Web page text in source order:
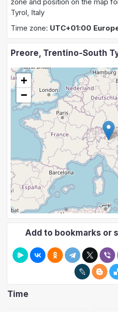
Tyrol, Italy
Time zone: UTC+01:00
Preore, Trentino-South
+
−
Add to bookmarks or
Time